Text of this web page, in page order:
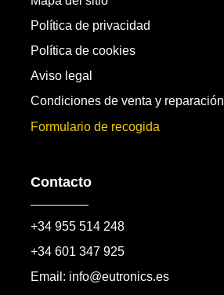
Política de privacidad
Política de cookies
Aviso legal
Condiciones de venta y reparación
Formulario de recogida
Contacto
+34 955 514 248
+34 601 347 925
Email: info@eutronics.es